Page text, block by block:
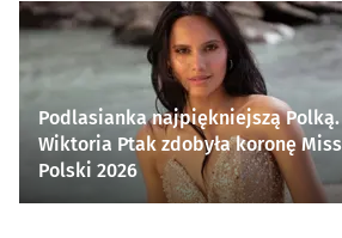
Podlasianka najpiękniejszą Polką.
Wiktoria Ptak zdobyła koronę Miss
Polski 2026